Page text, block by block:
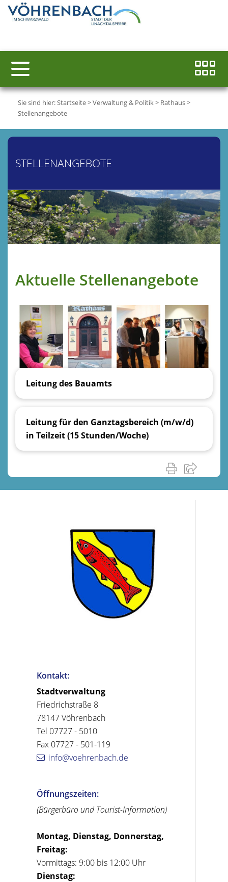
Sie sind hier:Startseite>Verwaltung & Politik> Rathaus>
Stellenangebote
STELLENANGEBOTE
Aktuelle Stellenangebote
Leitung des Bauamts
Leitung für den Ganztagsbereich (m/w/d)
in Teilzeit (15 Stunden/Woche)
Kontakt:
Stadtverwaltung
Friedrichstraße 8
78147 Vöhrenbach
Tel 07727 - 5010
Fax 07727 - 501-119
info@voehrenbach.de
Öffnungszeiten:
(Bürgerbüro und Tourist-Information)
Montag, Dienstag, Donnerstag,
Freitag:
Vormittags: 9:00 bis 12:00 Uhr
Dienstag: